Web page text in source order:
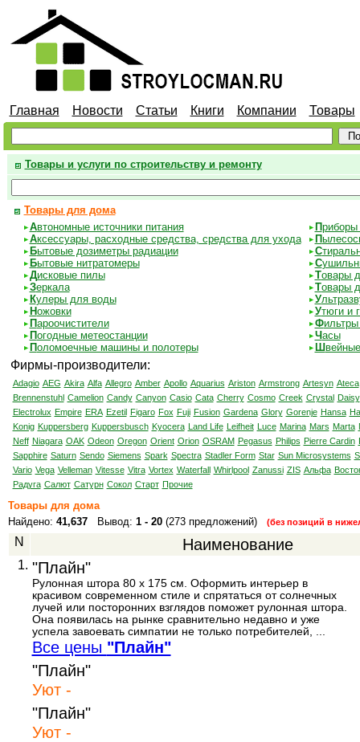
Главная Новости Статьи Книги Компании Товары
Товары и услуги по строительству и ремонту
Товары для дома
Автономные источники питания
Аксессуары, расходные средства, средства для ухода
Бытовые дозиметры радиации
Бытовые нитратомеры
Дисковые пилы
Зеркала
Кулеры для воды
Ножовки
Пароочистители
Погодные метеостанции
Поломоечные машины и полотеры
Приборы
П
С
С
Товары
Товары
У
Утюги и
Ф
Часы
Ш
Фирмы-производители:
Adagio AEG Akira Alfa Allegro Amber Apollo Aquarius Ariston Armstrong Artesyn Ateca
Brennenstuhl Camelion Candy Canyon Casio Cata Cherry Cosmo Creek Crystal Daisy
Electrolux Empire ERA Ezetil Figaro Fox Fuji Fusion Gardena Glory Gorenje Hansa
Konig Kuppersberg Kuppersbusch Kyocera Land Life Leifheit Luce Marina Mars Marta
Neff Niagara OAK Odeon Oregon Orient Orion OSRAM Pegasus Philips Pierre Cardin
Sapphire Saturn Sendo Siemens Spark Spectra Stadler Form Star Sun Microsystems
Vario Vega Velleman Vitesse Vitra Vortex Waterfall Whirlpool Zanussi ZIS Альфа
Радуга Салют Сатурн Сокол Старт Прочие
Товары для дома
Найдено: 41,637Вывод: 1 - 20(273 предложений) (без позиций в
N Наименование
1. "Плайн"
Рулонная штора 80 x 175 см. Оформить интерьер в
красивом современном стиле и спрятаться от солнечных
лучей или посторонних взглядов поможет рулонная штора.
Она появилась на рынке сравнительно недавно и уже
успела завоевать симпатии не только потребителей, ...
Все цены "Плайн"
"Плайн"
Уют -
"Плайн"
Уют -